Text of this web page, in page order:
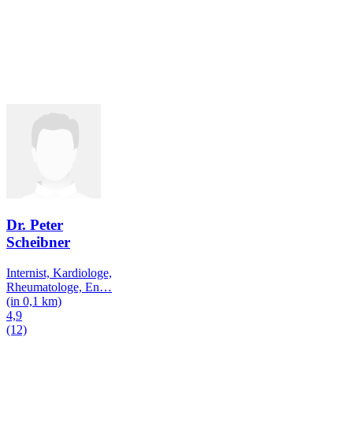
Dr. Peter
Scheibner
Internist, Kardiologe,
Rheumatologe, En…
(in 0,1 km)
4,9
(12)